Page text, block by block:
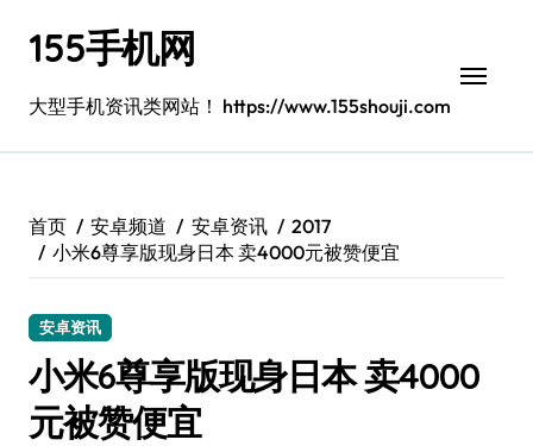
155手机网
大型手机资讯类网站！ https://www.155shouji.com
首页 安卓频道 安卓资讯
2017
小米6尊享版现身日本 卖4000元被赞便宜
安卓资讯
小米6尊享版现身日本 卖4000
元被赞便宜